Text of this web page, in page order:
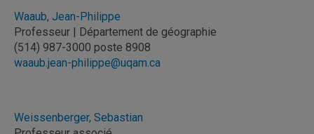
Waaub, Jean-Philippe
Professeur | Département de géographie
(514) 987-3000 poste 8908
waaub.jean-philippe@uqam.ca
Weissenberger, Sebastian